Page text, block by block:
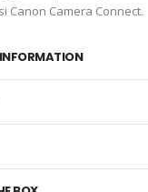
Canon Camera Connect.